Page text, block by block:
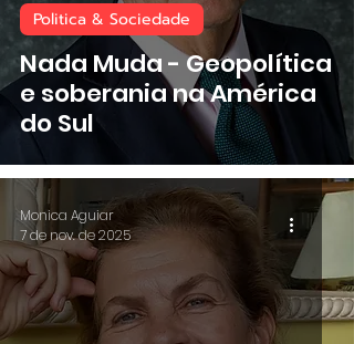
Nada Muda - Geopolítica
e soberania na América
do Sul
Politica & Sociedade
Monica Aguiar
7 de nov. de 2025